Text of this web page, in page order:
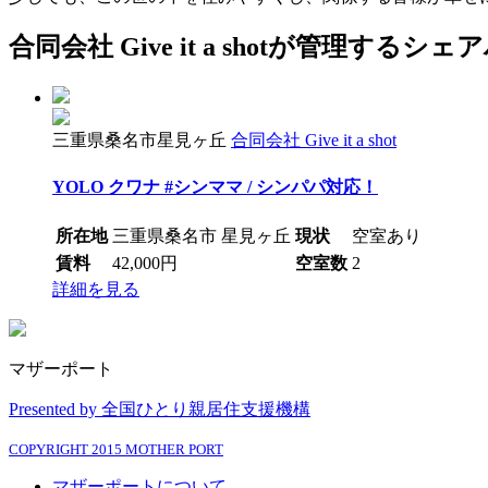
合同会社 Give it a shotが管理するシェ
三重県桑名市星見ヶ丘 合同会社 Give it a shot
YOLO クワナ #シンママ / シンパパ対応！
所在地 三重県桑名市 星見ヶ丘 現状
空室あり
賃料
42,000円 空室数 2
詳細を見る
マザーポート
Presented by 全国ひとり親居住支援機構
COPYRIGHT 2015 MOTHER PORT